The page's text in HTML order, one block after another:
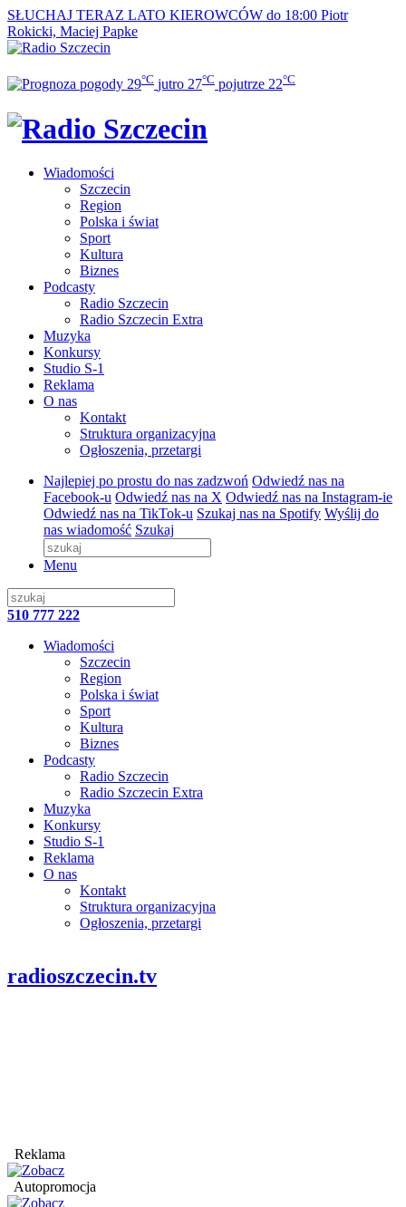
SŁUCHAJ TERAZ LATO KIEROWCÓW do 18:00 Piotr
Rokicki, Maciej Papke
29°C jutro 27°C pojutrze 22°C
Wiadomości
Szczecin
Region
Polska i świat
Sport
Kultura
Biznes
Podcasty
Radio Szczecin
Radio Szczecin Extra
Muzyka
Konkursy
Studio S-1
Reklama
O nas
Kontakt
Struktura organizacyjna
Ogłoszenia, przetargi
Najlepiej po prostu do nas zadzwoń Odwiedź nas na
Facebook-u Odwiedź nas na X Odwiedź nas na Instagram-ie
Odwiedź nas na TikTok-u Szukaj nas na Spotify Wyślij do
nas wiadomość Szukaj
Menu
510 777 222
Wiadomości
Szczecin
Region
Polska i świat
Sport
Kultura
Biznes
Podcasty
Radio Szczecin
Radio Szczecin Extra
Muzyka
Konkursy
Studio S-1
Reklama
O nas
Kontakt
Struktura organizacyjna
Ogłoszenia, przetargi
radioszczecin.tv
Reklama
Autopromocja